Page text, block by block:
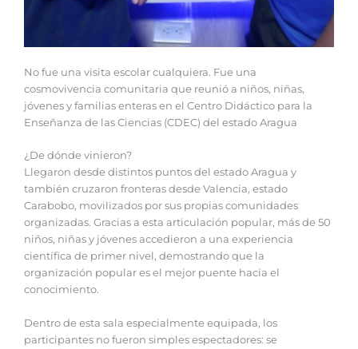
No fue una visita escolar cualquiera. Fue una
cosmovivencia comunitaria que reunió a niños, niñas,
jóvenes y familias enteras en el Centro Didáctico para la
Enseñanza de las Ciencias (CDEC) del estado Aragua
¿De dónde vinieron?
Llegaron desde distintos puntos del estado Aragua y
también cruzaron fronteras desde Valencia, estado
Carabobo, movilizados por sus propias comunidades
organizadas. Gracias a esta articulación popular, más de 50
niños, niñas y jóvenes accedieron a una experiencia
científica de primer nivel, demostrando que la
organización popular es el mejor puente hacia el
conocimiento.
Dentro de esta sala especialmente equipada, los
participantes no fueron simples espectadores: se